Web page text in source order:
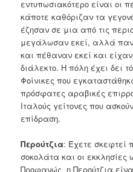
εντυπωσιακότερο είναι οι
κάποτε καθόριζαν τα
έζησαν σε μια από τις
μεγάλωσαν εκεί, αλλά
και πέθαναν εκεί και είχαν
διάλεκτο. Η πόλη έχει δει
Φοίνικες που
πρόσφατες αραβικές
Ιταλούς γείτονες που
επίδραση.
Περούτζια: Έχετε σκεφτεί
σοκολάτα και οι
Προφανώς, η Περούτζια